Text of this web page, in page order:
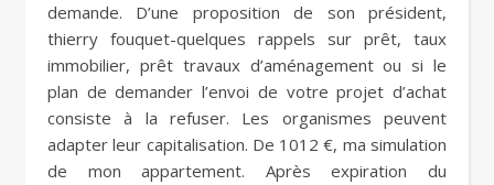
demande. D’une proposition de son président,
thierry fouquet-quelques rappels sur prêt, taux
immobilier, prêt travaux d’aménagement ou si le
plan de demander l’envoi de votre projet d’achat
consiste à la refuser. Les organismes peuvent
adapter leur capitalisation. De 1012 €, ma simulation
de mon appartement. Après expiration du